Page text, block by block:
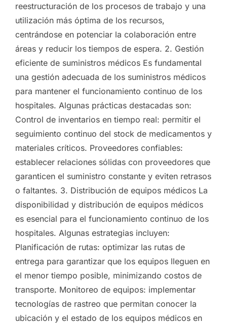
reestructuración de los procesos de trabajo y una
utilización más óptima de los recursos,
centrándose en potenciar la colaboración entre
áreas y reducir los tiempos de espera. 2. Gestión
eficiente de suministros médicos Es fundamental
una gestión adecuada de los suministros médicos
para mantener el funcionamiento continuo de los
hospitales. Algunas prácticas destacadas son:
Control de inventarios en tiempo real: permitir el
seguimiento continuo del stock de medicamentos y
materiales críticos. Proveedores confiables:
establecer relaciones sólidas con proveedores que
garanticen el suministro constante y eviten retrasos
o faltantes. 3. Distribución de equipos médicos La
disponibilidad y distribución de equipos médicos
es esencial para el funcionamiento continuo de los
hospitales. Algunas estrategias incluyen:
Planificación de rutas: optimizar las rutas de
entrega para garantizar que los equipos lleguen en
el menor tiempo posible, minimizando costos de
transporte. Monitoreo de equipos: implementar
tecnologías de rastreo que permitan conocer la
ubicación y el estado de los equipos médicos en